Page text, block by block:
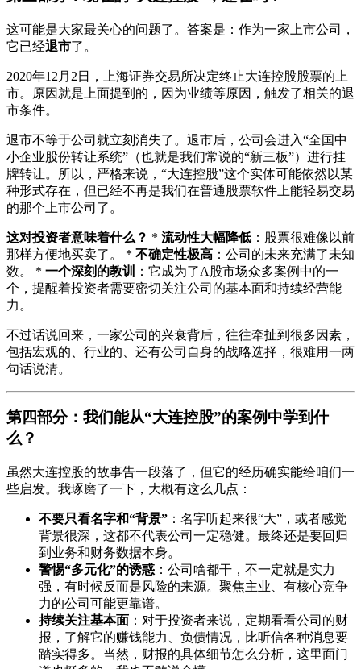
这可能是大家最关心的问题了。答案是：作为一家上市公司，
它已经退市了。
2020年12月2日，上海证券交易所决定终止大连控股股票的上
市。原因就是上面提到的，因为业绩等原因，触发了相关的退
市条件。
退市不等于公司就立刻消失了。退市后，公司会进入“全国中
小企业股份转让系统”（也就是我们常说的“新三板”）进行挂
牌转让。所以，严格来说，“大连控股”这个实体可能依然以某
种形式存在，但已经不再是我们在普通股票软件上能轻易交易
的那个上市公司了。
这对投资者意味着什么？ * 流动性大幅降低 ：股票很难像以前
那样方便地买卖了。 * 不确定性极高 ：公司的未来充满了未知
数。 * 一个深刻的教训
：它成为了A股市场众多案例中的一
个，提醒着投资者需要密切关注公司的基本面和持续经营能
力。
不过话说回来，一家公司的兴衰背后，往往牵扯到很多因素，
包括宏观的、行业的、还有公司自身的战略选择，很难用一两
句话说清。
第四部分：我们能从“大连控股”的案例中学到什
么？
虽然大连控股的故事告一段落了，但它的经历确实能给咱们一
些启发。我琢磨了一下，大概有这么几点：
不要只看名字和“背景” ：名字听起来很“大”，或者感觉
背景很深，这都不代表公司一定稳健。最终还是要回归
到业务和财务数据本身。
警惕“多元化”的诱惑 ：公司啥都干，不一定就是实力
强，有时候反而是风险的来源。聚焦主业、有核心竞争
力的公司可能更靠谱。
持续关注基本面 ：对于投资者来说，定期看看公司的财
报，了解它的赚钱能力、负债情况，比听信各种消息要
踏实得多。当然，财报的具体细节怎么分析，这里面门